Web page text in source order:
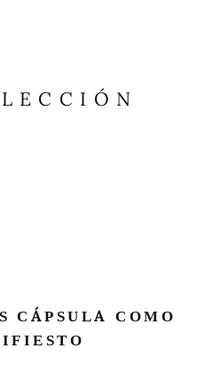
CÁPSULA COMO